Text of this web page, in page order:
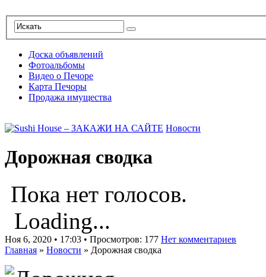
Доска объявлений
Фотоальбомы
Видео о Печоре
Карта Печоры
Продажа имущества
Новости
Дорожная сводка
Пока нет голосов.
Loading...
Ноя 6, 2020 • 17:03 • Просмотров: 177 Нет комментариев
Главная » Новости » Дорожная сводка